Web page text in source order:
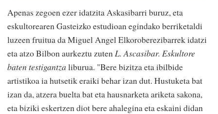
Apenas zegoen ezer idatzita Askasibarri buruz, eta
eskultorearen Gasteizko estudioan egindako berriketaldi
luzeen fruitua da Miguel Angel Elkoroberezibarrek idatzi
eta atzo Bilbon aurkeztu zuten L. Ascasibar. Eskultore
baten testigantza liburua. "Bere bizitza eta ibilbide
artistikoa ia hutsetik eraiki behar izan dut. Hustuketa bat
izan da, atzera buelta bat eta hausnarketa ariketa sakona,
eta biziki eskertzen diot bere ahalegina eta eskaini didan